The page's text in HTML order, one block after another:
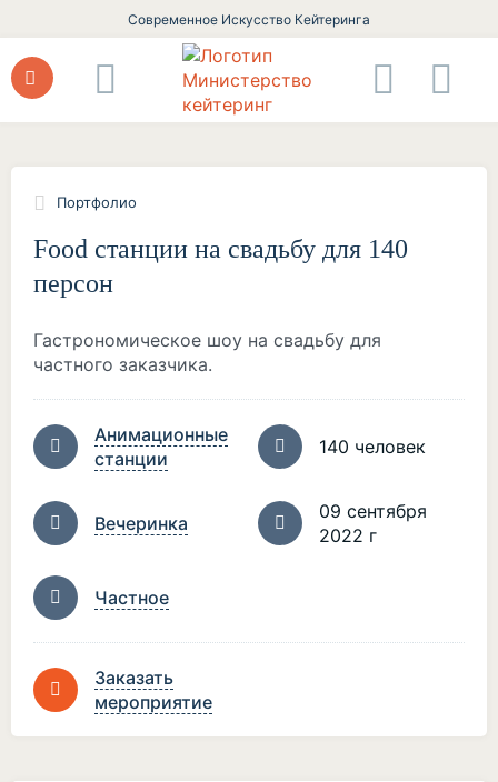
Современное Искусство Кейтеринга
Портфолио
Food станции на свадьбу для 140
персон
Гастрономическое шоу на свадьбу для
частного заказчика.
Анимационные
станции
140 человек
Вечеринка
09 сентября
2022 г
Частное
Заказать
мероприятие